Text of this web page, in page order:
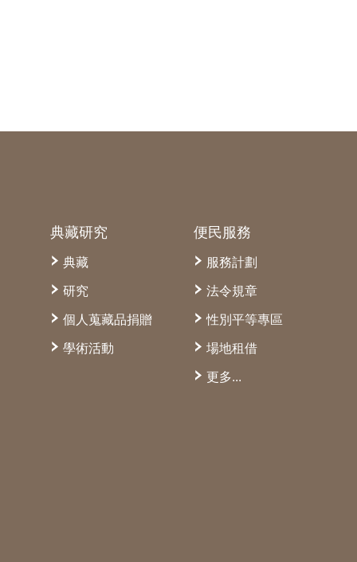
典藏研究
典藏
研究
個人蒐藏品捐贈
學術活動
便民服務
服務計劃
法令規章
性別平等專區
場地租借
更多...